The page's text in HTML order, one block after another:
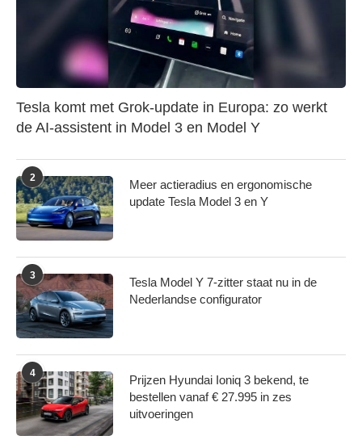
partners voor social media, adverteren en analyse. Deze
partners kunnen deze gegevens combineren met andere
informatie die u aan ze heeft verstrekt of die ze hebben
verzameld op basis van uw gebruik van hun services.
Tesla komt met Grok-update in Europa: zo werkt
de AI-assistent in Model 3 en Model Y
2
Meer actieradius en ergonomische
update Tesla Model 3 en Y
3
Tesla Model Y 7-zitter staat nu in de
Nederlandse configurator
4
Prijzen Hyundai Ioniq 3 bekend, te
bestellen vanaf € 27.995 in zes
uitvoeringen